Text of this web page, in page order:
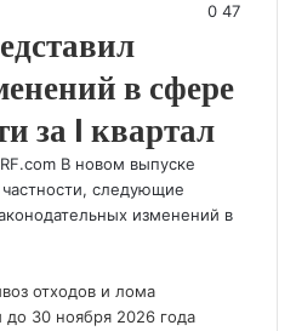
0 47
в сфере
за I квартал
В новом выпуске
следующие
изменений в